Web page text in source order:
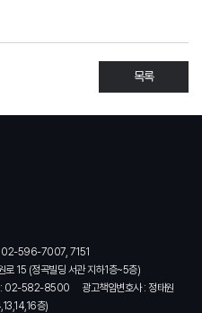
목록
02-596-7007, 7151
로 15 (정곡빌딩 서관 지하1층~5층)
: 02-582-8500
광고책임변호사 : 정태원
층)